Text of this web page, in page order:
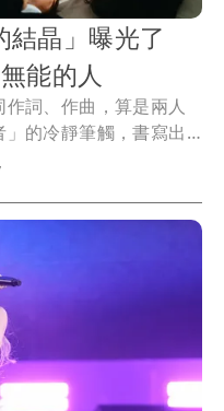
結晶」曝光了
能的人
作詞、作曲，算是兩人
的冷靜筆觸，書寫出